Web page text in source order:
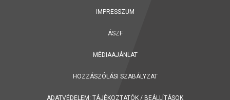
IMPRESSZUM
ÁSZF
MÉDIAAJÁNLAT
HOZZÁSZÓLÁSI SZABÁLYZAT
ADATVÉDELEM: TÁJÉKOZTATÓK / BEÁLLÍTÁSOK